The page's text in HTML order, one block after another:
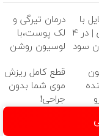
با
اسنپ پی | در ۴
سود
درمان تیرگی و
لک پوست،با
لوسیون روشن
c!
قطع کامل ریزش
موی شما بدون
جراحی!